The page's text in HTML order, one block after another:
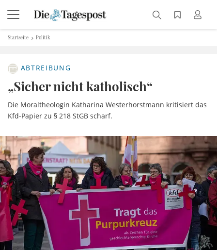
Startseite Politik
ABTREIBUNG
„Sicher nicht katholisch“
Die Moraltheologin Katharina Westerhorstmann kritisiert das
Kfd-Papier zu § 218 StGB scharf.